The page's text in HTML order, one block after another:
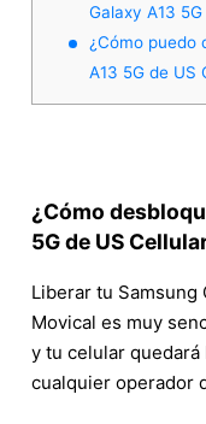
Galaxy A13
¿Cómo puedo
A13 5G de US
¿Cómo
5G de US
Liberar tu Samsung
Movical es muy
y tu celular
cualquier operador